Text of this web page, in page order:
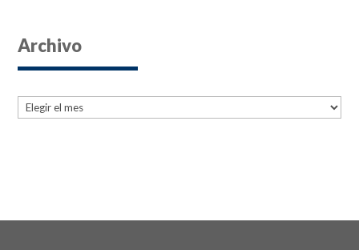
Archivo
Archives